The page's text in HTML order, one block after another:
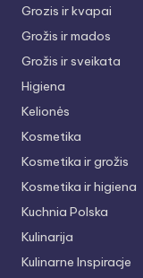
Grozis ir kvapai
Grožis ir mados
Grožis ir sveikata
Higiena
Kelionės
Kosmetika
Kosmetika ir grožis
Kosmetika ir higiena
Kuchnia Polska
Kulinarija
Kulinarne Inspiracje